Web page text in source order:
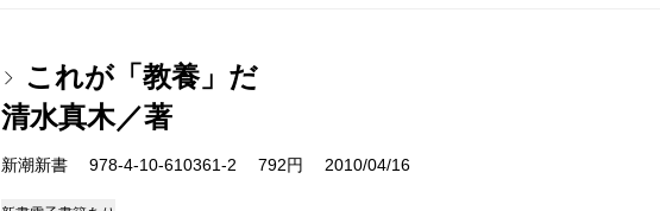
これが「教養」だ
清水真木／著
新潮新書 978-4-10-610361-2 792円 2010/04/16